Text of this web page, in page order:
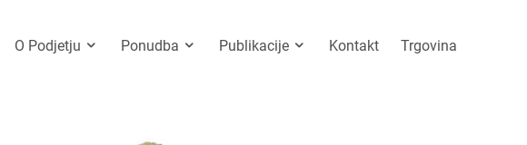
O Podjetju Ponudba Publikacije Kontakt Trgovina